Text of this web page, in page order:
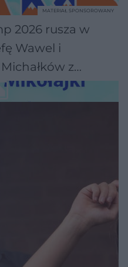
2026 rusza w
Wawel i
z
MATERIAŁ SPONSOROWANY